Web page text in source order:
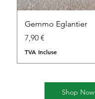
Gemmo Eglantier
Prix
7,90 €
TVA Incluse
Shop Now